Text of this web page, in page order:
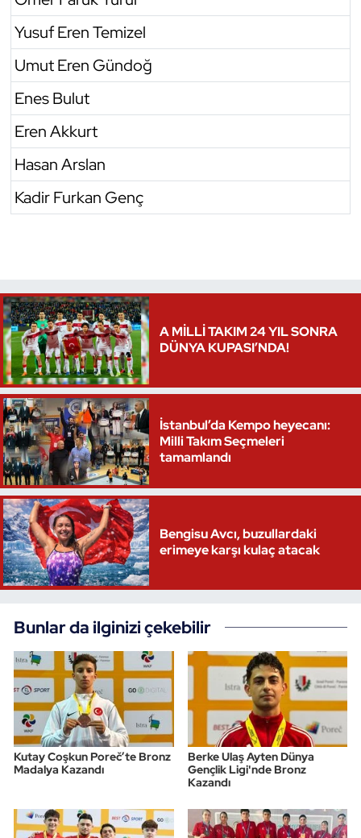
Yusuf Eren Temizel
Umut Eren Gündoğ
Enes Bulut
Eren Akkurt
Hasan Arslan
Kadir Furkan Genç
A MİLLİ TAKIM 24 YIL SONRA
DÜNYA KUPASI’NDA!
İstanbul’da Kempo heyecanı:
Milli Takım Seçmeleri
tamamlandı
Bengisu Avcı, buzullardaki
erimeye karşı kulaç atacak
Bunlar da ilginizi çekebilir
Kutay Coşkun Poreč’te Bronz
Madalya Kazandı
Berke Ulaş Ayten Dünya
Gençlik Ligi'nde Bronz
Kazandı
Triatlon
Voleybol
Vücut Geliştirme Fitness
Wushu Kungfu
Yelken